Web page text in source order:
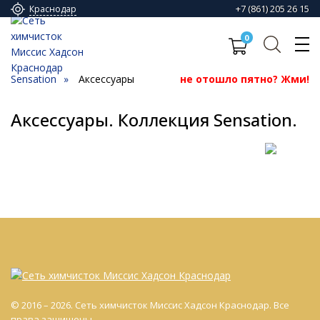
+7 (861) 205 26 15
Краснодар
0
не отошло пятно? Жми!
Sensation Аксессуары
Аксессуары. Коллекция Sensation.
© 2016 – 2026. Сеть химчисток Миссис Хадсон Краснодар. Все